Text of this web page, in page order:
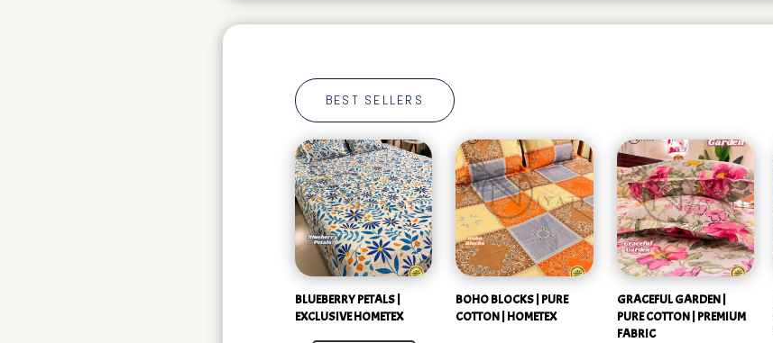
BEST SELLERS
BLUEBERRY PETALS |
EXCLUSIVE HOMETEX
BOHO BLOCKS | PURE
COTTON | HOMETEX
GRACEFUL GARDEN |
PURE COTTON | PREMIUM
FABRIC